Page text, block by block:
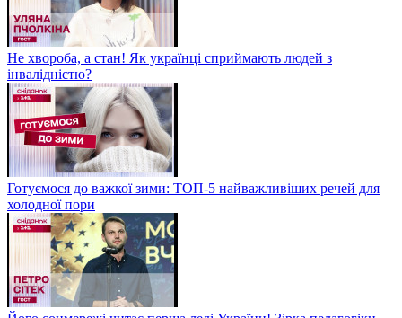
Не хвороба, а стан! Як українці сприймають людей з
інвалідністю?
Готуємося до важкої зими: ТОП-5 найважливіших речей для
холодної пори